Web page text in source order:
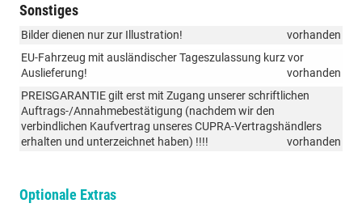
Sonstiges
Bilder dienen nur zur Illustration!
vorhanden
EU-Fahrzeug mit ausländischer Tageszulassung kurz vor
Auslieferung!
vorhanden
PREISGARANTIE gilt erst mit Zugang unserer schriftlichen
Auftrags-/Annahmebestätigung (nachdem wir den
verbindlichen Kaufvertrag unseres CUPRA-Vertragshändlers
erhalten und unterzeichnet haben) !!!!
vorhanden
Optionale Extras